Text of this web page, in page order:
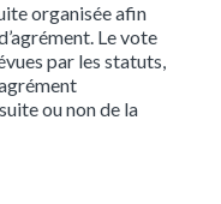
organisée afin
Le vote
par les statuts,
ou non de la